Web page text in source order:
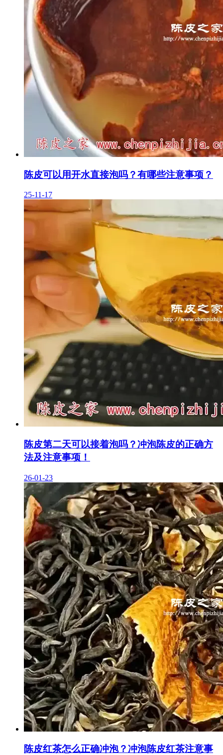
陈皮可以用开水直接泡吗？有哪些注意事项？
25-11-17
陈皮第二天可以接着泡吗？冲泡陈皮的正确方
法及注意事项！
26-01-23
陈皮红茶怎么正确冲泡？冲泡陈皮红茶注意事